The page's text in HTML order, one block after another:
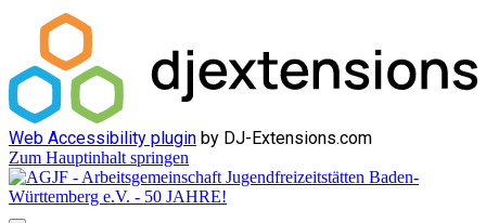
Web Accessibility plugin by DJ-Extensions.com
Zum Hauptinhalt springen